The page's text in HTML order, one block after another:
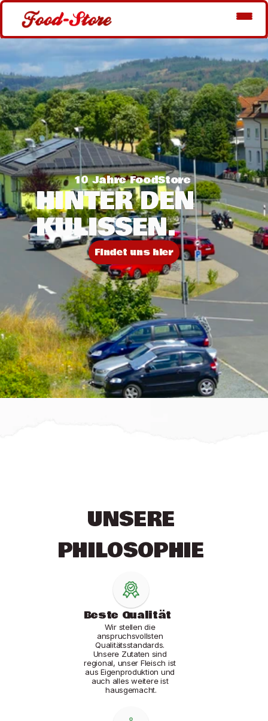
10 Jahre FoodStore
HINTER DEN
KULISSEN.
Findet uns hier
UNSERE
PHILOSOPHIE
Beste Qualität
Wir stellen die
anspruchsvollsten
Qualitätsstandards.
Unsere Zutaten sind
regional, unser Fleisch ist
aus Eigenproduktion und
auch alles weitere ist
hausgemacht.